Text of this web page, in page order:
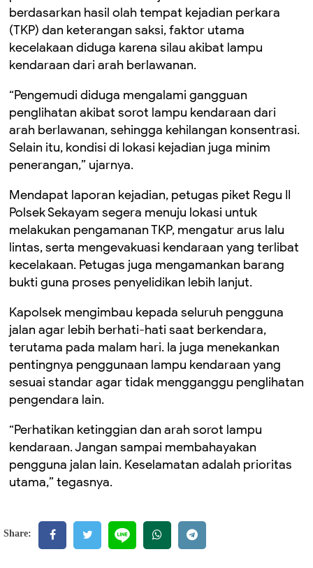
berdasarkan hasil olah tempat kejadian perkara
(TKP) dan keterangan saksi, faktor utama
kecelakaan diduga karena silau akibat lampu
kendaraan dari arah berlawanan.
“Pengemudi diduga mengalami gangguan
penglihatan akibat sorot lampu kendaraan dari
arah berlawanan, sehingga kehilangan konsentrasi.
Selain itu, kondisi di lokasi kejadian juga minim
penerangan,” ujarnya.
Mendapat laporan kejadian, petugas piket Regu II
Polsek Sekayam segera menuju lokasi untuk
melakukan pengamanan TKP, mengatur arus lalu
lintas, serta mengevakuasi kendaraan yang terlibat
kecelakaan. Petugas juga mengamankan barang
bukti guna proses penyelidikan lebih lanjut.
Kapolsek mengimbau kepada seluruh pengguna
jalan agar lebih berhati-hati saat berkendara,
terutama pada malam hari. Ia juga menekankan
pentingnya penggunaan lampu kendaraan yang
sesuai standar agar tidak mengganggu penglihatan
pengendara lain.
“Perhatikan ketinggian dan arah sorot lampu
kendaraan. Jangan sampai membahayakan
pengguna jalan lain. Keselamatan adalah prioritas
utama,” tegasnya.
Share: